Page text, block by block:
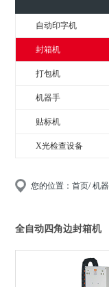
自动印字机
封箱机
打包机
机器手
贴标机
X光检查设备
您的位置：首页/ 机
全自动四角边封箱机